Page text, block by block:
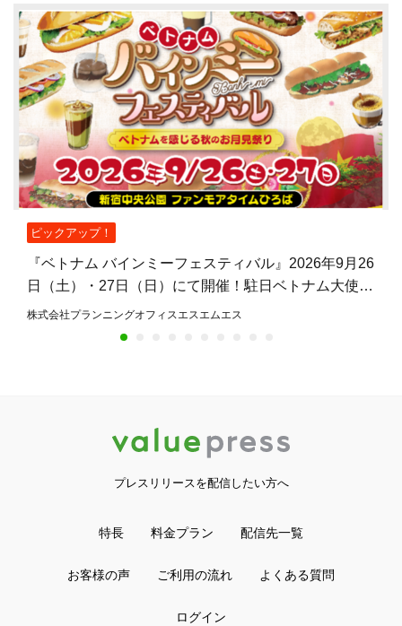
ピックアップ！
『ベトナム バインミーフェスティバル』2026年9月26
日（土）・27日（日）にて開催！駐日ベトナム大使館
公認、バインミーを主役とした日本初のフェスティバ
株式会社プランニングオフィスエスエムエス
プレスリリースを配信したい方へ
特長 料金プラン 配信先一覧
お客様の声 ご利用の流れ よくある質問
ログイン